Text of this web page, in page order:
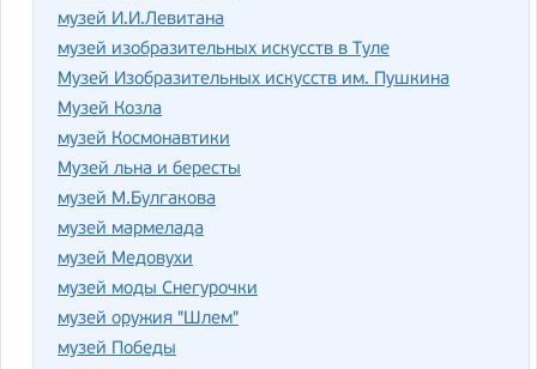
музей И.И.Левитана
музей изобразительных искусств в Туле
Музей Изобразительных искусств им. Пушкина
Музей Козла
музей Космонавтики
Музей льна и бересты
музей М.Булгакова
музей мармелада
музей Медовухи
музей моды Снегурочки
музей оружия "Шлем"
музей Победы